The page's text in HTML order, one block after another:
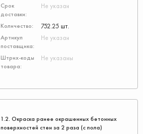
Не указан
752.25 шт.
Не указан
Не указаны
1.2. Окраска ранее окрашенных бетонных
поверхностей стен за 2 раза (с пола)